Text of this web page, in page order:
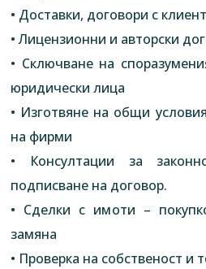
• Доставки, договори с
• Лицензионни и авторски
• Сключване на
юридически лица
• Изготвяне на общи
на фирми
• Консултации за
подписване на договор.
• Сделки с имоти –
замяна
• Проверка на собственост и